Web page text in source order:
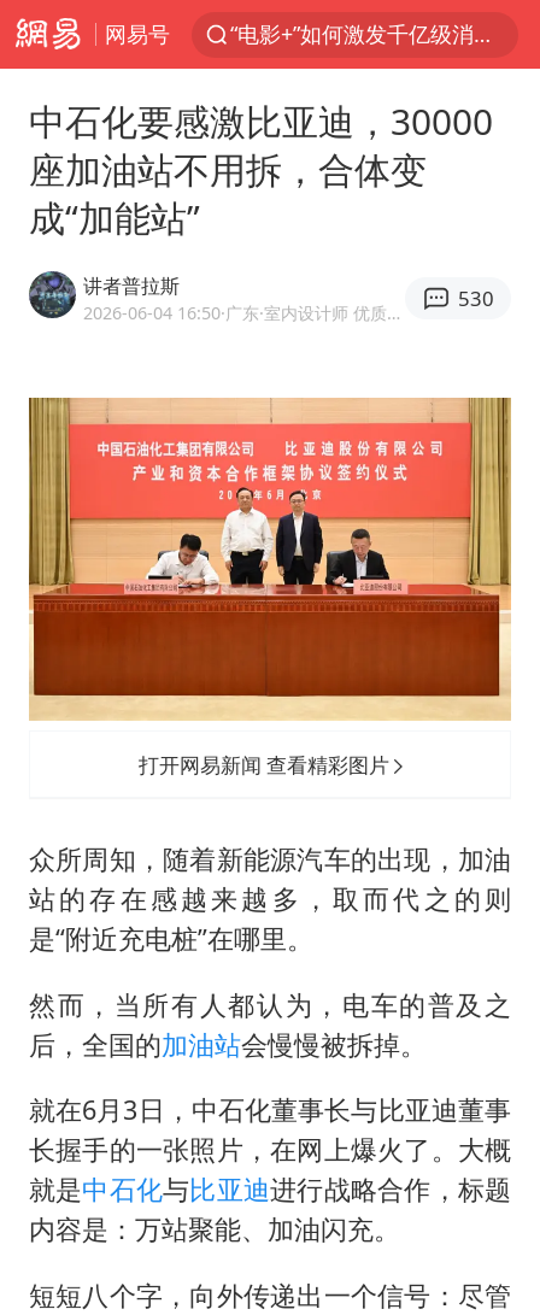
网易号
“电影+”如何激发千亿级消费新活力？
“秋天的第一杯奶茶”6岁了
上海：台风白海豚或将带来龙卷风
出口禁令驱动有色板块大涨
胜宏科技：股票交易异常波动
38岁演员求职万岁山NPC成功
U17国足点球大战淘汰河床晋级决赛
东航：国内客票提前14天免费退改
日本试射“战斧”导弹，国防部回应
我国外贸延续良好增长态势
中石化要感激比亚迪，30000
座加油站不用拆，合体变
成“加能站”
讲者普拉斯
2026-06-04 16:50·广东 ·室内设计师 优质汽车领域创作者
530
打开网易新闻 查看精彩图片
众所周知，随着新能源汽车的出现，加油
站的存在感越来越多，取而代之的则
是“附近充电桩”在哪里。
然而，当所有人都认为，电车的普及之
后，全国的加油站会慢慢被拆掉。
就在6月3日，中石化董事长与比亚迪董事
长握手的一张照片，在网上爆火了。大概
就是中石化与比亚迪进行战略合作，标题
内容是：万站聚能、加油闪充。
短短八个字，向外传递出一个信号：尽管